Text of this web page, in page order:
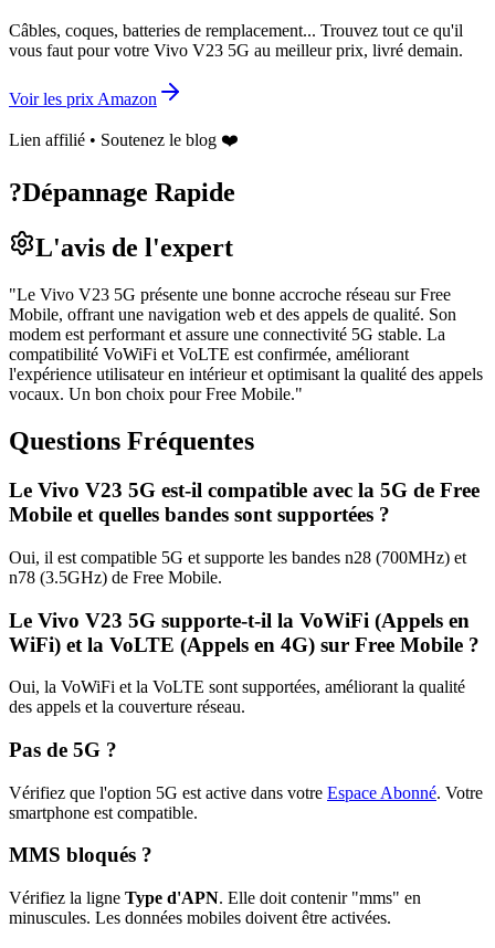
Câbles, coques, batteries de remplacement... Trouvez tout ce qu'il
vous faut pour votre Vivo V23 5G au meilleur prix, livré demain.
Voir les prix Amazon
Lien affilié • Soutenez le blog ❤️
?Dépannage Rapide
L'avis de l'expert
"Le Vivo V23 5G présente une bonne accroche réseau sur Free
Mobile, offrant une navigation web et des appels de qualité. Son
modem est performant et assure une connectivité 5G stable. La
compatibilité VoWiFi et VoLTE est confirmée, améliorant
l'expérience utilisateur en intérieur et optimisant la qualité des appels
vocaux. Un bon choix pour Free Mobile."
Questions Fréquentes
Le Vivo V23 5G est-il compatible avec la 5G de Free
Mobile et quelles bandes sont supportées ?
Oui, il est compatible 5G et supporte les bandes n28 (700MHz) et
n78 (3.5GHz) de Free Mobile.
Le Vivo V23 5G supporte-t-il la VoWiFi (Appels en
WiFi) et la VoLTE (Appels en 4G) sur Free Mobile ?
Oui, la VoWiFi et la VoLTE sont supportées, améliorant la qualité
des appels et la couverture réseau.
Pas de 5G ?
Vérifiez que l'option 5G est active dans votre Espace Abonné. Votre
smartphone est compatible.
MMS bloqués ?
Vérifiez la ligne Type d'APN. Elle doit contenir "mms" en
minuscules. Les données mobiles doivent être activées.